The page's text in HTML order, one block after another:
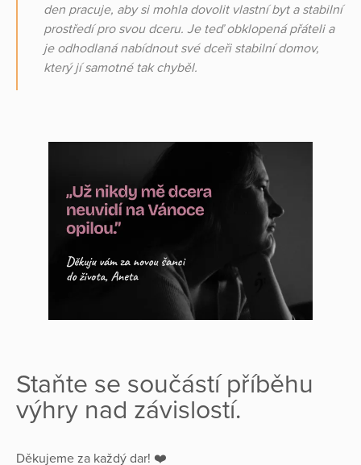
den pracuje, aby si mohla dovolit vlastní byt a stabilní
prostředí pro svou dceru. Je teď obklopená přáteli a
je odhodlaná nabídnout své dceři stabilní domov,
který jí samotné tak chyběl.
Staňte se součástí příběhu
výhry nad závislostí.
Děkujeme za každý dar! ❤️